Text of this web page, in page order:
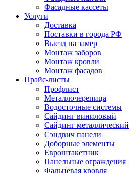
Фасадные кассеты
Услуги
Доставка
Поставки в города РФ
Выезд на замер
Монтаж заборов
Монтаж кровли
Монтаж фасадов
Прайс-листы
Профлист
Металлочерепица
Водосточные системы
Сайдинг виниловый
Сайдинг металлический
Сэндвич панели
Доборные элементы
Евроштакетник
Панельные ограждения
Фальцевая кровля